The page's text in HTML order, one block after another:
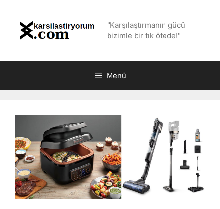
"Karşılaştırmanın gücü
bizimle bir tık ötede!"
Menü